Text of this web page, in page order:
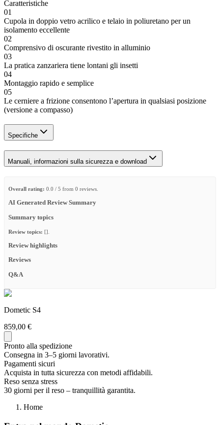
Caratteristiche
01
Cupola in doppio vetro acrilico e telaio in poliuretano per un
isolamento eccellente
02
Comprensivo di oscurante rivestito in alluminio
03
La pratica zanzariera tiene lontani gli insetti
04
Montaggio rapido e semplice
05
Le cerniere a frizione consentono l’apertura in qualsiasi posizione
(versione a compasso)
Specifiche
Manuali, informazioni sulla sicurezza e download
Overall rating: 0.0 / 5 from 0 reviews.
AI Generated Review Summary
Summary topics
Review topics: [].
Review highlights
Reviews
Q&A
Dometic S4
859,00 €
Pronto alla spedizione
Consegna in 3–5 giorni lavorativi.
Pagamenti sicuri
Acquista in tutta sicurezza con metodi affidabili.
Reso senza stress
30 giorni per il reso – tranquillità garantita.
Home